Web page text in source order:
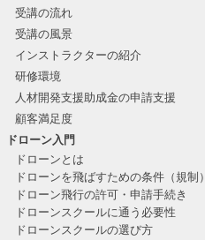
受講の流れ
受講の風景
インストラクターの紹介
研修環境
人材開発支援助成金の申請支援
顧客満足度
ドローン入門
ドローンとは
ドローンを飛ばすための条件（規制）
ドローン飛行の許可・申請手続き
ドローンスクールに通う必要性
ドローンスクールの選び方